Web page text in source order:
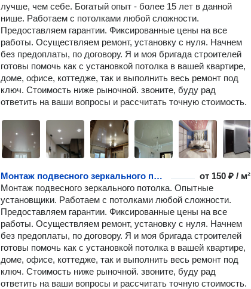
отвечаю лично От себя лично гарантирую: - Оперативность -
Честность - Гибкие цены и приятные скидки - Высокое качество
Более 90% моих клиентов рекомендуют меня своим друзьям и
знакомым, а также дальше доверяют мне выполнение различных
строительных работ. Звоните в удобное для вас время, всегда
проконсультирую и подскажу приемлемые условия для вас!
лучше, чем себе. Богатый опыт - более 15 лет в данной
нише. Работаем с потолками любой сложности.
Предоставляем гарантии. Фиксированные цены на все
работы. Осуществляем ремонт, установку с нуля. Начнем
без предоплаты, по договору. Я и моя бригада строителей
готовы помочь как с установкой потолка в вашей квартире,
доме, офисе, коттедже, так и выполнить весь ремонт под
ключ. Стоимость ниже рыночной. звоните, буду рад
ответить на ваши вопросы и рассчитать точную стоимость.
Монтаж подвесного зеркального потолка от 150 ₽ / м²
Монтаж подвесного зеркального потолка. Опытные
установщики. Работаем с потолками любой сложности.
Предоставляем гарантии. Фиксированные цены на все
работы. Осуществляем ремонт, установку с нуля. Начнем
без предоплаты, по договору. Я и моя бригада строителей
готовы помочь как с установкой потолка в вашей квартире,
доме, офисе, коттедже, так и выполнить весь ремонт под
ключ. Стоимость ниже рыночной. звоните, буду рад
ответить на ваши вопросы и рассчитать точную стоимость.